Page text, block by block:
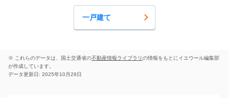
一戸建て
※ これらのデータは、国土交通省の不動産情報ライブラリの情報をもとにイエウール編集部
が作成しています。
データ更新日: 2025年10月29日